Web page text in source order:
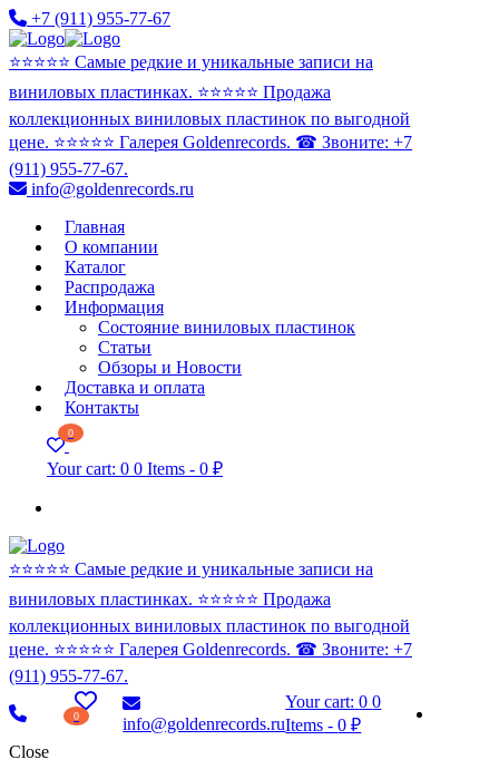
+7 (911) 955-77-67
⭐️⭐️⭐️⭐️⭐️ Самые редкие и уникальные записи на
виниловых пластинках. ⭐️⭐️⭐️⭐️⭐️ Продажа
коллекционных виниловых пластинок по выгодной
цене. ⭐️⭐️⭐️⭐️⭐️ Галерея Goldenrecords. ☎ Звоните: +7
(911) 955-77-67.
info@goldenrecords.ru
Главная
О компании
Каталог
Распродажа
Информация
Состояние виниловых пластинок
Статьи
Обзоры и Новости
Доставка и оплата
Контакты
0
Your cart: 0 0 Items - 0 ₽
⭐️⭐️⭐️⭐️⭐️ Самые редкие и уникальные записи на
виниловых пластинках. ⭐️⭐️⭐️⭐️⭐️ Продажа
коллекционных виниловых пластинок по выгодной
цене. ⭐️⭐️⭐️⭐️⭐️ Галерея Goldenrecords. ☎ Звоните: +7
(911) 955-77-67.
0 info@goldenrecords.ru
Your cart: 00
Items -0 ₽
Close